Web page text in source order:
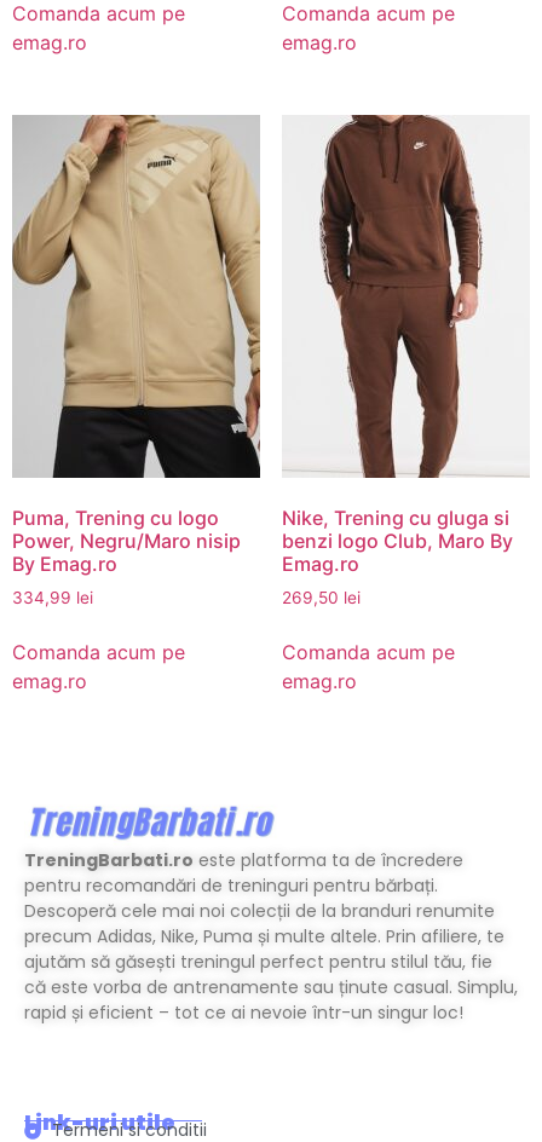
Comanda acum pe
emag.ro
Comanda acum pe
emag.ro
Puma, Trening cu logo
Power, Negru/Maro nisip
By Emag.ro
334,99 lei
Comanda acum pe
emag.ro
Nike, Trening cu gluga si
benzi logo Club, Maro By
Emag.ro
269,50 lei
Comanda acum pe
emag.ro
TreningBarbati.ro este platforma ta de încredere
pentru recomandări de treninguri pentru bărbați.
Descoperă cele mai noi colecții de la branduri renumite
precum Adidas, Nike, Puma și multe altele. Prin afiliere, te
ajutăm să găsești treningul perfect pentru stilul tău, fie
că este vorba de antrenamente sau ținute casual. Simplu,
rapid și eficient – tot ce ai nevoie într-un singur loc!
Link-uri utile
Termeni si conditii